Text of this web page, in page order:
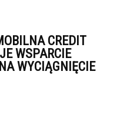
CREDIT
WSPARCIE
WYCIĄGNIĘCIE